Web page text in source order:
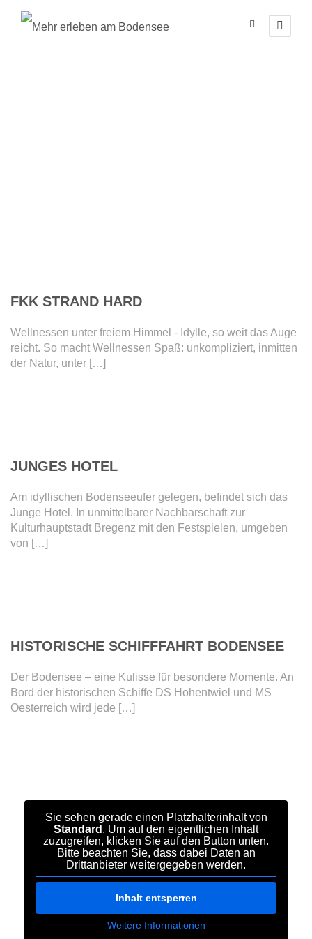
FKK STRAND HARD
Wellnessen unter freiem Himmel - Idylle, so weit das Auge
reicht. So macht Wellnessen Spaß: unkompliziert, inmitten
der Natur, unter […]
JUNGES HOTEL
Am idyllischen Bodenseeufer gelegen, befindet sich das
Junge Hotel. In unmittelbarer Nachbarschaft zur
Kulturhauptstadt Bregenz mit den Festspielen, umgeben
von […]
HISTORISCHE SCHIFFFAHRT BODENSEE
Der Bodensee – eine Kulisse für besondere Momente. An
Bord der historischen Schiffe DS Hohentwiel und MS
Oesterreich wird jede […]
Sie sehen gerade einen Platzhalterinhalt von
Standard . Um auf den eigentlichen Inhalt
zuzugreifen, klicken Sie auf den Button unten.
Bitte beachten Sie, dass dabei Daten an
Drittanbieter weitergegeben werden.
Inhalt entsperren
Weitere Informationen